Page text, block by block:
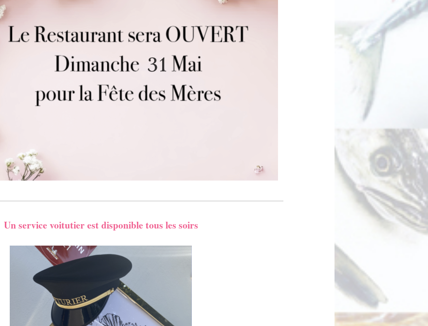
Un service voitutier est disponible tous les soirs